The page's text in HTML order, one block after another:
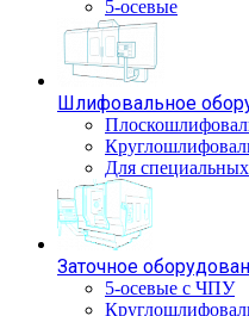
5-осевые
Шлифовальное
Для
Заточное
5-осевые с ЧПУ